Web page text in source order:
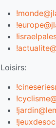
Loisirs: